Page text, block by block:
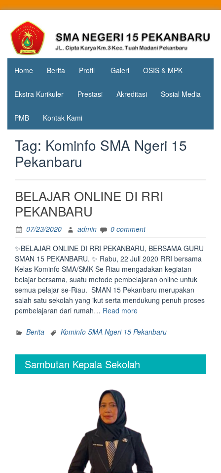
contentSMA
Negeri 15
Pekanbaru
Jl. Cipta
Karya
KM.3, Kec.
Tuah
Madani,
Home Berita Profil Galeri OSIS & MPK
Ekstra Kurikuler Prestasi Akreditasi Sosial Media
PMB Kontak Kami
Tag: Kominfo SMA Ngeri 15
Pekanbaru
BELAJAR ONLINE DI RRI
PEKANBARU
07/23/2020 admin
0 comment
✨BELAJAR ONLINE DI RRI PEKANBARU, BERSAMA GURU
SMAN 15 PEKANBARU. ✨ Rabu, 22 Juli 2020 RRI bersama
Kelas Kominfo SMA/SMK Se Riau mengadakan kegiatan
belajar bersama, suatu metode pembelajaran online untuk
semua pelajar se-Riau. SMAN 15 Pekanbaru merupakan
salah satu sekolah yang ikut serta mendukung penuh proses
pembelajaran dari rumah… Read more“BELAJAR
DI
Berita Kominfo SMA Ngeri 15 Pekanbaru
Sambutan Kepala Sekolah